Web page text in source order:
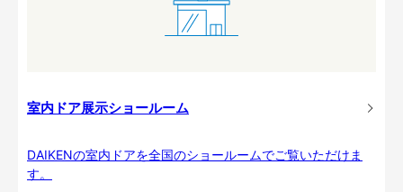
室内ドア展示ショールーム
DAIKENの室内ドアを全国のショールームでご覧いただけま
す。